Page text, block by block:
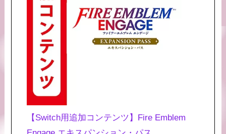
【Switch用追加コンテンツ】Fire Emblem